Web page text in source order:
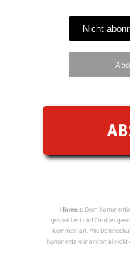
Hinweis:Beim
gespeichert und Cookies
Kommentar). Alle
Kommentare manchmal nicht